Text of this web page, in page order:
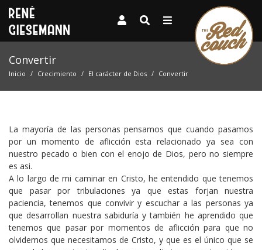
Convertir
Inicio Crecimiento El carácter de Dios Convertir
La mayoría de las personas pensamos que cuando pasamos
por un momento de aflicción esta relacionado ya sea con
nuestro pecado o bien con el enojo de Dios, pero no siempre
es asi.
A lo largo de mi caminar en Cristo, he entendido que tenemos
que pasar por tribulaciones ya que estas forjan nuestra
paciencia, tenemos que convivir y escuchar a las personas ya
que desarrollan nuestra sabiduría y también he aprendido que
tenemos que pasar por momentos de aflicción para que no
olvidemos que necesitamos de Cristo, y que es el único que se